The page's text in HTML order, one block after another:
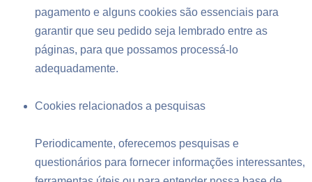
pagamento e alguns cookies são essenciais para
garantir que seu pedido seja lembrado entre as
páginas, para que possamos processá-lo
adequadamente.
Cookies relacionados a pesquisas
Periodicamente, oferecemos pesquisas e
questionários para fornecer informações interessantes,